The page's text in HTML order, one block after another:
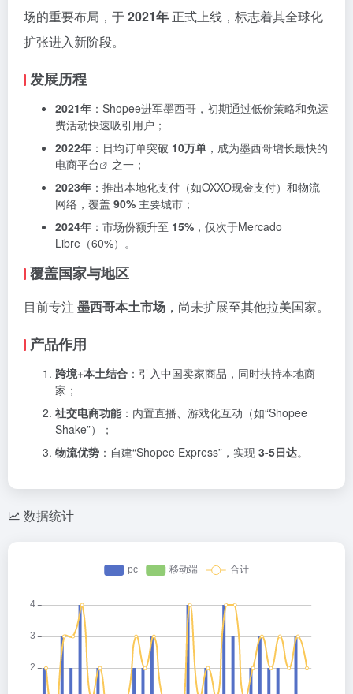
场的重要布局，于2021年 正式上线，标志着其全球化
扩张进入新阶段。
发展历程
2021年 ：Shopee进军墨西哥，初期通过低价策略和免运
费活动快速吸引用户；
2022年 ：日均订单突破 10万单 ，成为墨西哥增长最快的
电商平台
之一；
2023年 ：推出本地化支付（如OXXO现金支付）和物流
网络，覆盖 90% 主要城市；
2024年 ：市场份额升至 15% ，仅次于Mercado
Libre（60%）。
覆盖国家与地区
目前专注 墨西哥本土市场 ，尚未扩展至其他拉美国家。
产品作用
跨境+本土结合 ：引入中国卖家商品，同时扶持本地商
家；
社交电商功能：内置直播、游戏化互动（如“Shopee
Shake”）；
物流优势 ：自建“Shopee Express”，实现 3-5日达。
数据统计